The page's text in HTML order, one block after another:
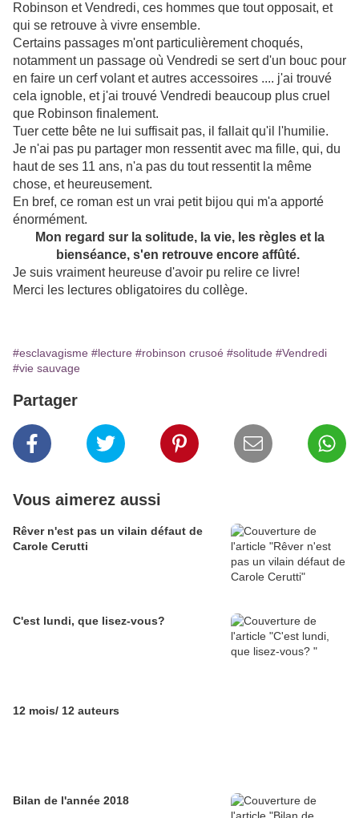
Robinson et Vendredi, ces hommes que tout opposait, et
qui se retrouve à vivre ensemble.
Certains passages m'ont particulièrement choqués,
notamment un passage où Vendredi se sert d'un bouc pour
en faire un cerf volant et autres accessoires .... j'ai trouvé
cela ignoble, et j'ai trouvé Vendredi beaucoup plus cruel
que Robinson finalement.
Tuer cette bête ne lui suffisait pas, il fallait qu'il l'humilie.
Je n'ai pas pu partager mon ressentit avec ma fille, qui, du
haut de ses 11 ans, n'a pas du tout ressentit la même
chose, et heureusement.
En bref, ce roman est un vrai petit bijou qui m'a apporté
énormément.
Mon regard sur la solitude, la vie, les règles et la
bienséance, s'en retrouve encore affûté.
Je suis vraiment heureuse d'avoir pu relire ce livre!
Merci les lectures obligatoires du collège.
#esclavagisme #lecture #robinson crusoé #solitude #Vendredi
#vie sauvage
Partager
Vous aimerez aussi
Rêver n'est pas un vilain défaut de
Carole Cerutti
C'est lundi, que lisez-vous?
12 mois/ 12 auteurs
Bilan de l'année 2018